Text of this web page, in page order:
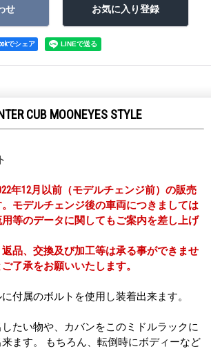
でシェア
CUB MOONEYES STYLE
年12月以前（モデルチェンジ前）の販売
モデルチェンジ後の車両につきましては
等のデータに関してもご案内を差し上げ
品、交換及び加工等は承る事ができませ
了承をお願いいたします。
付属のボルトを使用し装着出来ます。
たい物や、カバンをこのミドルラックに
ます。 もちろん、転倒時にボディーなど